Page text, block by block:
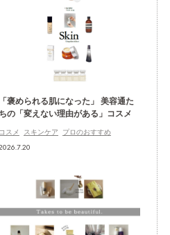
「褒められる肌になった」 美容通た
ちの「変えない理由がある」コスメ
コスメ スキンケア プロのおすすめ